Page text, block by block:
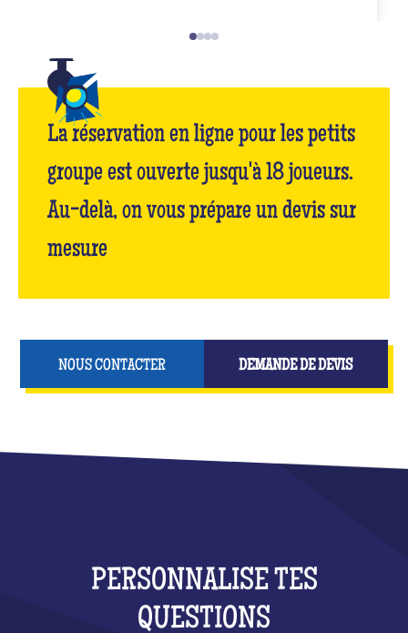
La réservation en ligne pour les petits
groupe est ouverte jusqu'à 18 joueurs.
Au-delà, on vous prépare un devis sur
mesure
NOUS CONTACTER DEMANDE DE DEVIS
PERSONNALISE TES
QUESTIONS